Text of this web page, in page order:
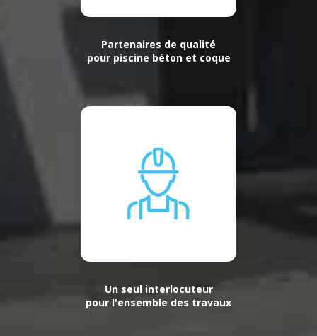
Partenaires de qualité
pour piscine béton et coque
Un seul interlocuteur
pour l'ensemble des travaux